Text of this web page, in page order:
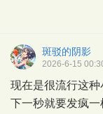
斑驳的阴影
2026-6-15
现在是很流行这
下一秒就要发疯